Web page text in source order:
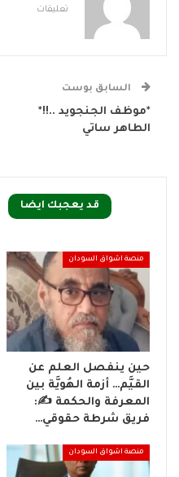
تعليقات
السابق بوست
*موظف الجنجويد ..!!*
الطاهر ساتي
قد يعجبك ايضا
منصة اشواق السودان
حين ينفصل العلم عن
القيَّم… أزمة الهُويَّة بين
المعرفة والحكمة ✍️:
فريق شرطة حقوقي…
منصة اشواق السودان